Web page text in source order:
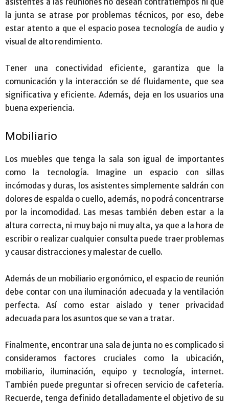
la junta se atrase por problemas técnicos, por eso, debe
estar atento a que el espacio posea tecnología de audio y
visual de alto rendimiento.
Tener una conectividad eficiente, garantiza que la
comunicación y la interacción se dé fluidamente, que sea
significativa y eficiente. Además, deja en los usuarios una
buena experiencia.
Mobiliario
Los muebles que tenga la sala son igual de importantes
como la tecnología. Imagine un espacio con sillas
incómodas y duras, los asistentes simplemente saldrán con
dolores de espalda o cuello, además, no podrá concentrarse
por la incomodidad. Las mesas también deben estar a la
altura correcta, ni muy bajo ni muy alta, ya que a la hora de
escribir o realizar cualquier consulta puede traer problemas
y causar distracciones y malestar de cuello.
Además de un mobiliario ergonómico, el espacio de reunión
debe contar con una iluminación adecuada y la ventilación
perfecta. Así como estar aislado y tener privacidad
adecuada para los asuntos que se van a tratar.
Finalmente, encontrar una sala de junta no es complicado si
consideramos factores cruciales como la ubicación,
mobiliario, iluminación, equipo y tecnología, internet.
También puede preguntar si ofrecen servicio de cafetería.
Recuerde, tenga definido detalladamente el objetivo de su